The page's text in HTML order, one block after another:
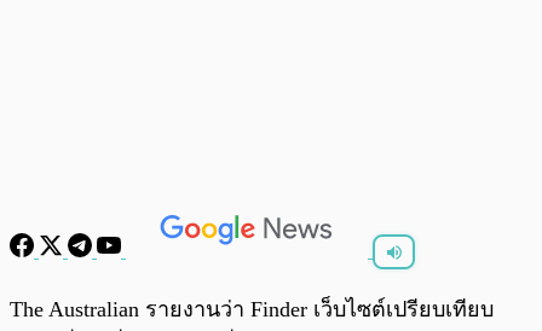
0:00 /0:00
The Australian รายงานว่า Finder เว็บไซต์เปรียบเทียบ